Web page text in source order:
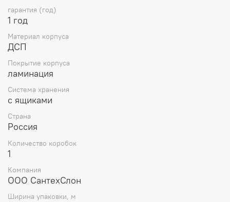
гарантия (год)
1 год
Материал корпуса
ДСП
Покрытие корпуса
ламинация
Система хранения
с ящиками
Страна
Россия
Количество коробок
1
Компания
ООО СантехСлон
Ширина упаковки, м